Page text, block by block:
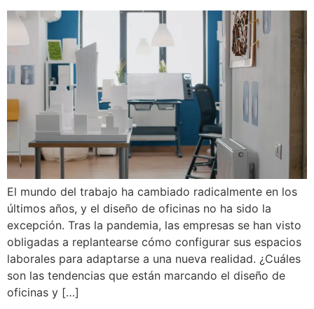
El mundo del trabajo ha cambiado radicalmente en los
últimos años, y el diseño de oficinas no ha sido la
excepción. Tras la pandemia, las empresas se han visto
obligadas a replantearse cómo configurar sus espacios
laborales para adaptarse a una nueva realidad. ¿Cuáles
son las tendencias que están marcando el diseño de
oficinas y […]